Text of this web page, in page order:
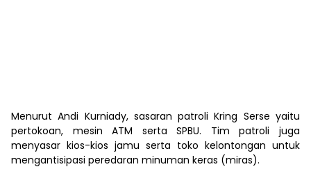
Menurut Andi Kurniady, sasaran patroli Kring Serse yaitu
pertokoan, mesin ATM serta SPBU. Tim patroli juga
menyasar kios-kios jamu serta toko kelontongan untuk
mengantisipasi peredaran minuman keras (miras).